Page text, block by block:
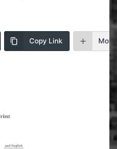
Copy Link More